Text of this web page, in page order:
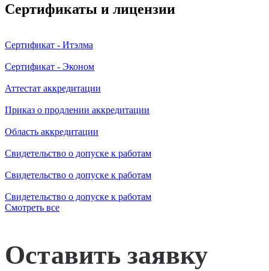
Сертификаты и лицензии
Сертификат - Итэлма
Сертификат - Эконом
Аттестат аккредитации
Приказ о продлении аккредитации
Область аккредитации
Свидетельство о допуске к работам
Свидетельство о допуске к работам
Свидетельство о допуске к работам
Смотреть все
Оставить заявку